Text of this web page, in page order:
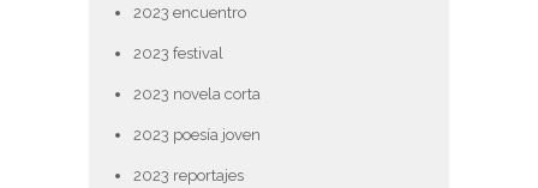
2023 encuentro
2023 festival
2023 novela corta
2023 poesía joven
2023 reportajes